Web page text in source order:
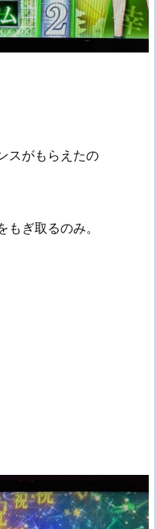
スがもらえたの
ぎ取るのみ。